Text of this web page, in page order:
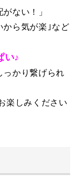
ない！」
から気が楽｣など
い♪
っかり繋げられ
楽しみください